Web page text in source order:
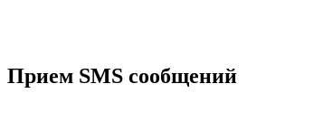
Прием SMS сообщений